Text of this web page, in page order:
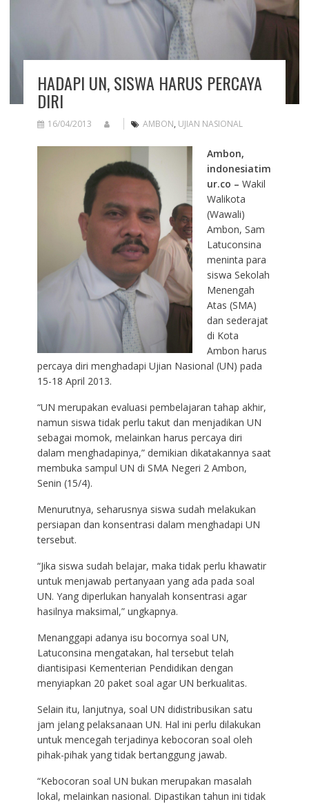
HADAPI UN, SISWA HARUS PERCAYA
DIRI
16/04/2013 AMBON, UJIAN NASIONAL
Ambon,
indonesiatim
ur.co – Wakil
Walikota
(Wawali)
Ambon, Sam
Latuconsina
meninta para
siswa Sekolah
Menengah
Atas (SMA)
dan sederajat
di Kota
Ambon harus
percaya diri menghadapi Ujian Nasional (UN) pada
15-18 April 2013.
“UN merupakan evaluasi pembelajaran tahap akhir,
namun siswa tidak perlu takut dan menjadikan UN
sebagai momok, melainkan harus percaya diri
dalam menghadapinya,” demikian dikatakannya saat
membuka sampul UN di SMA Negeri 2 Ambon,
Senin (15/4).
Menurutnya, seharusnya siswa sudah melakukan
persiapan dan konsentrasi dalam menghadapi UN
tersebut.
“Jika siswa sudah belajar, maka tidak perlu khawatir
untuk menjawab pertanyaan yang ada pada soal
UN. Yang diperlukan hanyalah konsentrasi agar
hasilnya maksimal,” ungkapnya.
Menanggapi adanya isu bocornya soal UN,
Latuconsina mengatakan, hal tersebut telah
diantisipasi Kementerian Pendidikan dengan
menyiapkan 20 paket soal agar UN berkualitas.
Selain itu, lanjutnya, soal UN didistribusikan satu
jam jelang pelaksanaan UN. Hal ini perlu dilakukan
untuk mencegah terjadinya kebocoran soal oleh
pihak-pihak yang tidak bertanggung jawab.
“Kebocoran soal UN bukan merupakan masalah
lokal, melainkan nasional. Dipastikan tahun ini tidak